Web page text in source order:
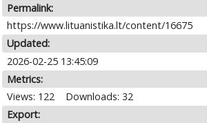
Permalink:
https://www.lituanistika.lt/content/16675
Updated:
2026-02-25 13:45:09
Metrics:
Views: 122
Downloads: 32
Export: